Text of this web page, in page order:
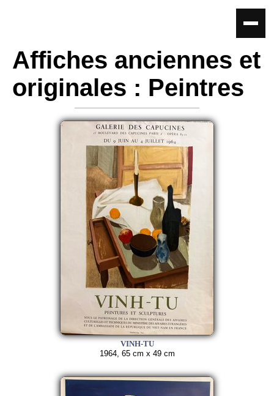
Affiches anciennes et
originales : Peintres
VINH-TU
1964, 65 cm x 49 cm